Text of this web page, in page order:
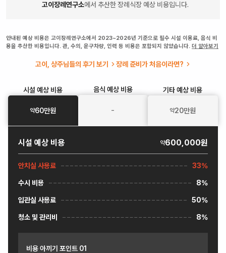
고이장례연구소에서 추산한 장례식장 예상 비용입니다.
안내된 예상 비용은 고이장례연구소에서 2023~2026년 기준으로 필수 시설 이용료, 음식 비
용을 추산한 비용입니다. 관, 수의, 운구차량, 인력 등 비용은 포함되지 않았습니다. 더 알아보기
고이, 상주님들의 후기 보기 장례 준비가 처음이라면?
시설 예상 비용
약60만원
음식 예상 비용
-
기타예상 비용
약20만원
시설 예상 비용 약600,000원
안치실 사용료 33%
수시 비용 8%
입관실 사용료 50%
청소 및 관리비 8%
비용 아끼기 포인트 01